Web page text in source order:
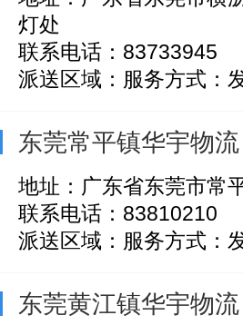
灯处
联系电话：83733945
派送区域：服务方式：
东莞常平镇华宇物流
地址：广东省东莞市常
联系电话：83810210
派送区域：服务方式：
东莞黄江镇华宇物流